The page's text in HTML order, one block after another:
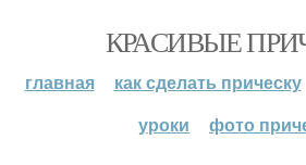
КРАСИВЫЕ
главная как сделать прическу
уроки
фото